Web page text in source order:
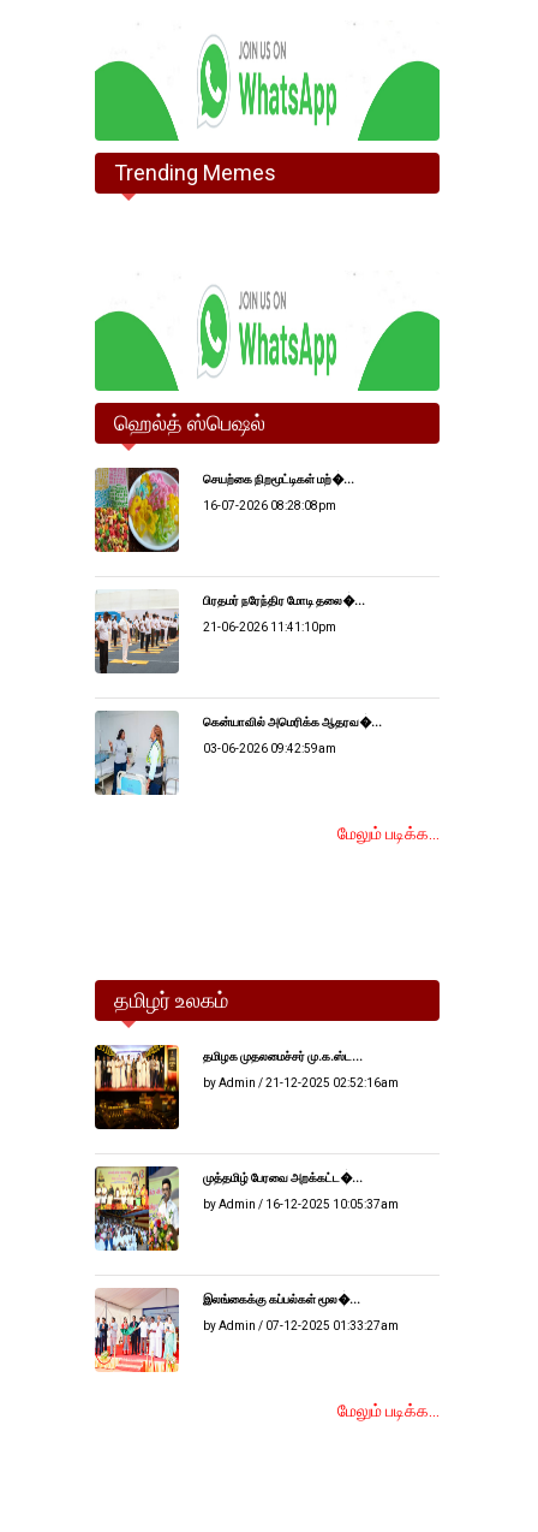
Trending Memes
ஹெல்த் ஸ்பெஷல்
செயற்கை நிறமூட்டிகள் மற்�...
16-07-2026 08:28:08pm
பிரதமர் நரேந்திர மோடி தலை�...
21-06-2026 11:41:10pm
கென்யாவில் அமெரிக்க ஆதரவ�...
03-06-2026 09:42:59am
மேலும் படிக்க...
தமிழர் உலகம்
தமிழக முதலமைச்சர் மு.க.ஸ்ட...
by Admin / 21-12-2025 02:52:16am
முத்தமிழ் பேரவை அறக்கட்ட�...
by Admin / 16-12-2025 10:05:37am
இலங்கைக்கு கப்பல்கள் மூல�...
by Admin / 07-12-2025 01:33:27am
மேலும் படிக்க...